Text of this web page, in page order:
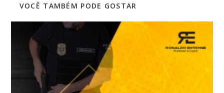
VOCÊ TAMBÉM PODE GOSTAR